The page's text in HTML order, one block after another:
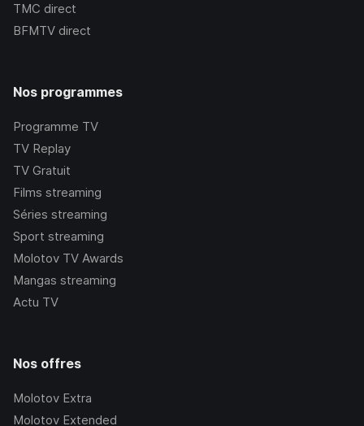
TMC direct
BFMTV direct
Nos programmes
Programme TV
TV Replay
TV Gratuit
Films streaming
Séries streaming
Sport streaming
Molotov TV Awards
Mangas streaming
Actu TV
Nos offres
Molotov Extra
Molotov Extended